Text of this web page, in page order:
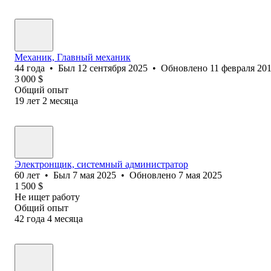
Механик, Главный механик
44 года • Был 12 сентября 2025 • Обновлено 11 февраля
3 000 $
Общий опыт
19 лет 2 месяца
Электронщик, системный администратор
60 лет • Был 7 мая 2025 • Обновлено 7 мая 2025
1 500 $
Не ищет работу
Общий опыт
42 года 4 месяца